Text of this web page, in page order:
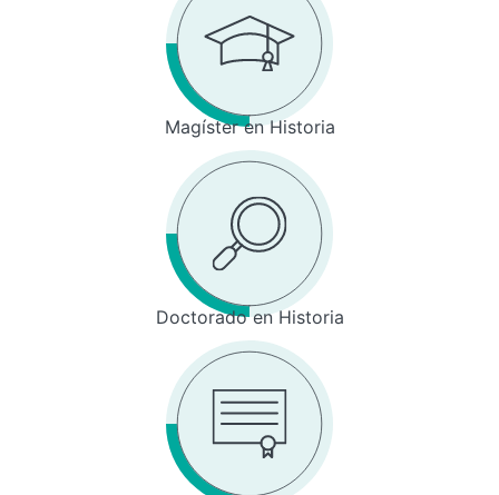
Magíster en Historia
Doctorado en Historia